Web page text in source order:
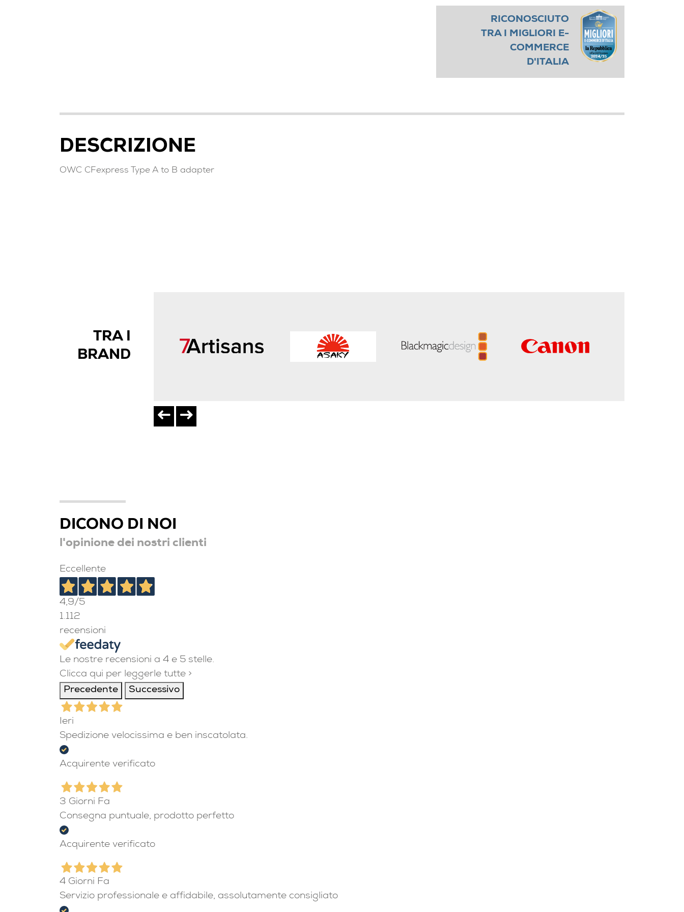
RICONOSCIUTO
TRA I MIGLIORI E-
COMMERCE
D'ITALIA
DESCRIZIONE
OWC CFexpress Type A to B adapter
TRA I
BRAND
DICONO DI NOI
l'opinione dei nostri clienti
Eccellente
4,9/5
1.112
recensioni
Le nostre recensioni a 4 e 5 stelle.
Clicca qui per leggerle tutte >
Precedente
Successivo
Ieri
Spedizione velocissima e ben inscatolata.
Acquirente verificato
3 Giorni Fa
Consegna puntuale, prodotto perfetto
Acquirente verificato
4 Giorni Fa
Servizio professionale e affidabile, assolutamente consigliato